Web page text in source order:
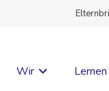
Wir Lernen